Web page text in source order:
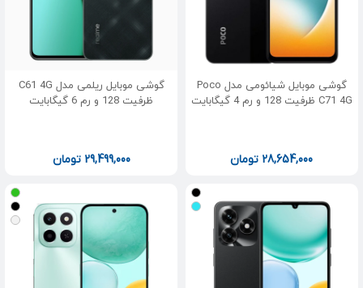
گوشی موبایل شیائومی مدل Poco
C71 4G ظرفیت 128 و رم 4 گیگابایت
28,654,000 تومان
گوشی موبایل ریلمی مدل C61 4G
ظرفیت 128 و رم 6 گیگابایت
29,499,000 تومان